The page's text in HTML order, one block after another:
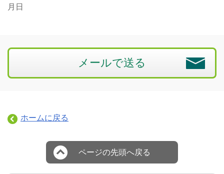
月日
メールで送る
ホームに戻る
ページの先頭へ戻る